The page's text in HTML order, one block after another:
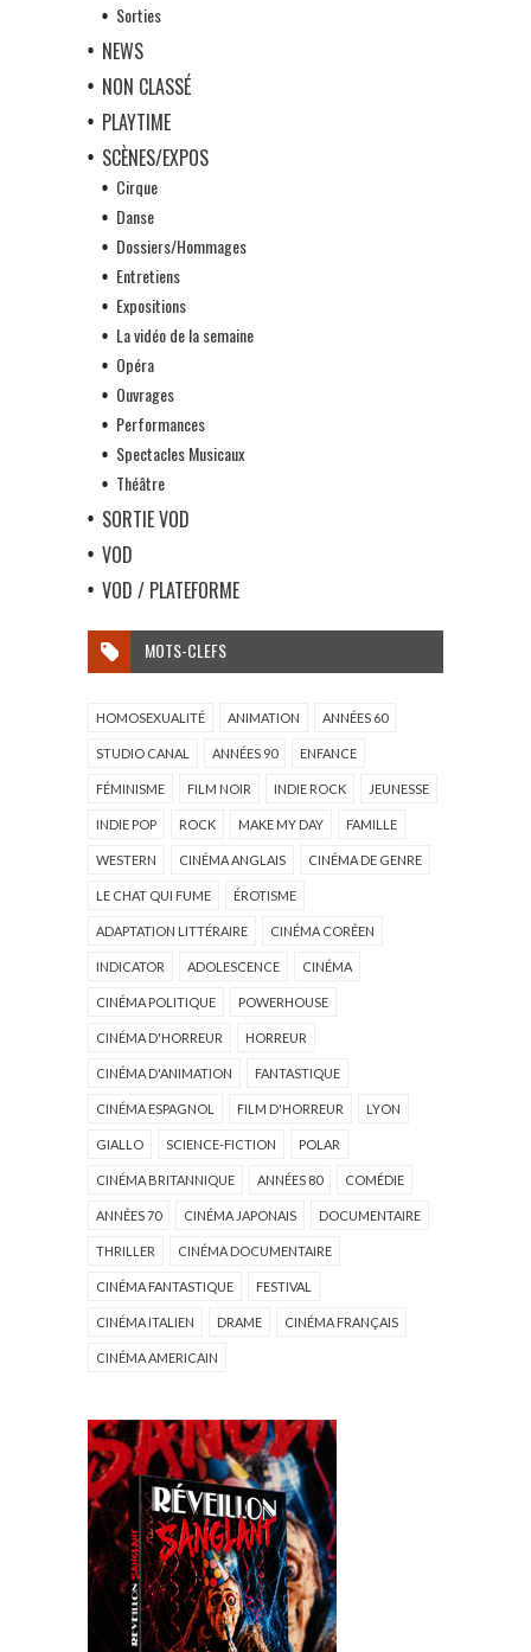
Sorties
NEWS
NON CLASSÉ
PLAYTIME
SCÈNES/EXPOS
Cirque
Danse
Dossiers/Hommages
Entretiens
Expositions
La vidéo de la semaine
Opéra
Ouvrages
Performances
Spectacles Musicaux
Théâtre
SORTIE VOD
VOD
VOD / PLATEFORME
MOTS-CLEFS
HOMOSEXUALITÉ ANIMATION ANNÉES 60
STUDIO CANAL ANNÉES 90 ENFANCE
FÉMINISME FILM NOIR INDIE ROCK JEUNESSE
INDIE POP ROCK MAKE MY DAY FAMILLE
WESTERN CINÉMA ANGLAIS CINÉMA DE GENRE
LE CHAT QUI FUME ÉROTISME
ADAPTATION LITTÉRAIRE CINÉMA CORÉEN
INDICATOR ADOLESCENCE CINÉMA
CINÉMA POLITIQUE POWERHOUSE
CINÉMA D'HORREUR HORREUR
CINÉMA D'ANIMATION FANTASTIQUE
CINÉMA ESPAGNOL FILM D'HORREUR LYON
GIALLO SCIENCE-FICTION POLAR
CINÉMA BRITANNIQUE ANNÉES 80 COMÉDIE
ANNÉES 70 CINÉMA JAPONAIS DOCUMENTAIRE
THRILLER CINÉMA DOCUMENTAIRE
CINÉMA FANTASTIQUE FESTIVAL
CINÉMA ITALIEN DRAME CINÉMA FRANÇAIS
CINÉMA AMERICAIN